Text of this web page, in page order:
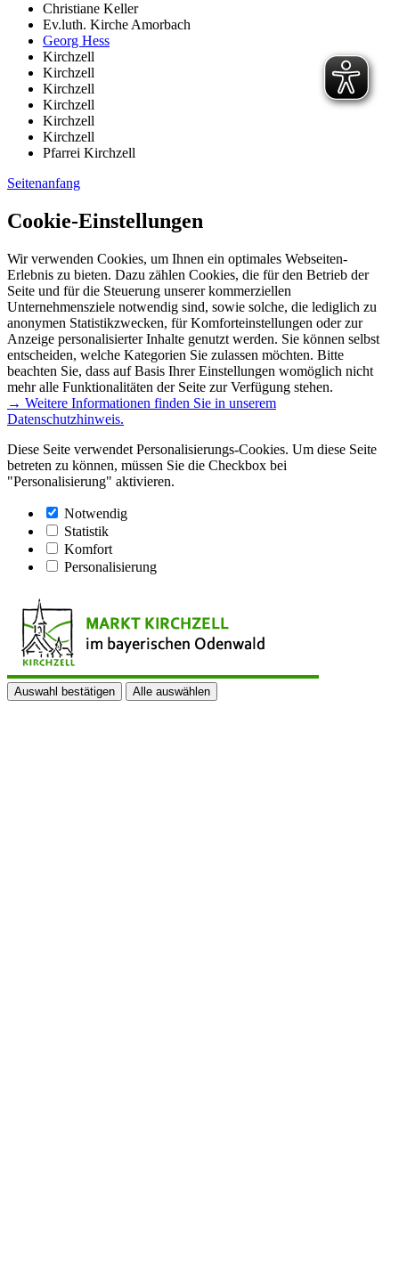
Christiane Keller
Ev.luth. Kirche Amorbach
Georg Hess
Kirchzell
Kirchzell
Kirchzell
Kirchzell
Kirchzell
Kirchzell
Pfarrei Kirchzell
Seitenanfang
Cookie-Einstellungen
Wir verwenden Cookies, um Ihnen ein optimales Webseiten-
Erlebnis zu bieten. Dazu zählen Cookies, die für den Betrieb der
Seite und für die Steuerung unserer kommerziellen
Unternehmensziele notwendig sind, sowie solche, die lediglich zu
anonymen Statistikzwecken, für Komforteinstellungen oder zur
Anzeige personalisierter Inhalte genutzt werden. Sie können selbst
entscheiden, welche Kategorien Sie zulassen möchten. Bitte
beachten Sie, dass auf Basis Ihrer Einstellungen womöglich nicht
mehr alle Funktionalitäten der Seite zur Verfügung stehen.
→ Weitere Informationen finden Sie in unserem
Datenschutzhinweis.
Diese Seite verwendet Personalisierungs-Cookies. Um diese Seite
betreten zu können, müssen Sie die Checkbox bei
"Personalisierung" aktivieren.
Notwendig
Statistik
Komfort
Personalisierung
Auswahl bestätigen Alle auswählen